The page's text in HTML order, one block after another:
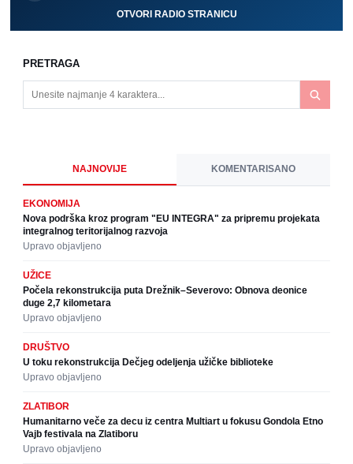
OTVORI RADIO STRANICU
PRETRAGA
NAJNOVIJE KOMENTARISANO
EKONOMIJA
Nova podrška kroz program "EU INTEGRA" za pripremu projekata
integralnog teritorijalnog razvoja
Upravo objavljeno
UŽICE
Počela rekonstrukcija puta Drežnik–Severovo: Obnova deonice
duge 2,7 kilometara
Upravo objavljeno
DRUŠTVO
U toku rekonstrukcija Dečjeg odeljenja užičke biblioteke
Upravo objavljeno
ZLATIBOR
Humanitarno veče za decu iz centra Multiart u fokusu Gondola Etno
Vajb festivala na Zlatiboru
Upravo objavljeno